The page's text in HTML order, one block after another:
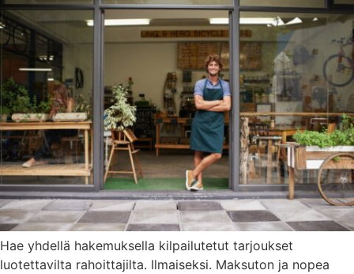
Hae yhdellä hakemuksella kilpailutetut tarjoukset
luotettavilta rahoittajilta. Ilmaiseksi. Maksuton ja nopea